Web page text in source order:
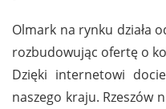
Olmark na rynku działa
rozbudowując ofertę o
Dzięki internetowi
naszego kraju. Rzeszów